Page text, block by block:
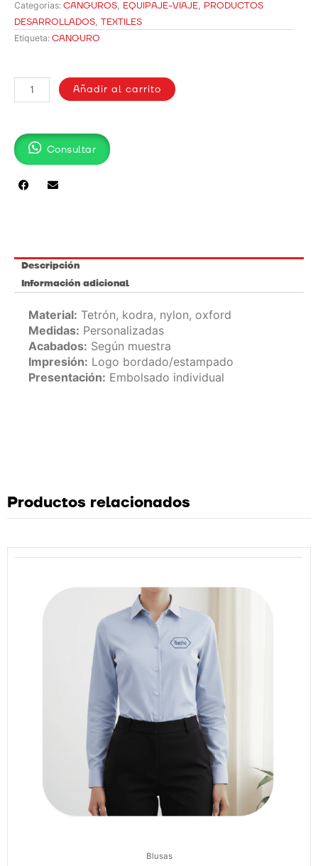
Categorias: CANGUROS EQUIPAJE-VIAJE PRODUCTOS
DESARROLLADOS TEXTILES
Etiqueta: CANGURO
PUBLICITARIO
FULLTY
Añadir al carrito
Consultar
Descripción
Información adicional
Material: Tetrón, kodra, nylon, oxford
Medidas: Personalizadas
Acabados: Según muestra
Impresión: Logo bordado/estampado
Presentación: Embolsado individual
Productos relacionados
Blusas